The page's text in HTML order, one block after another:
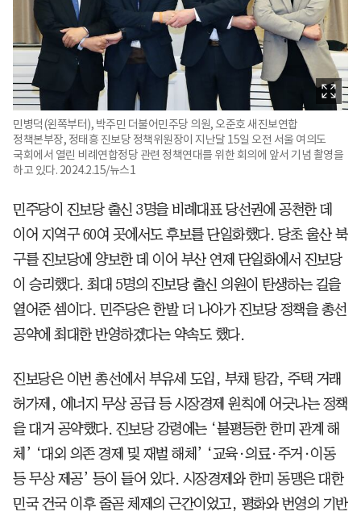
민병덕(왼쪽부터), 박주민 더불어민주당 의원, 오준호 새진보연합
정책본부장, 정태흥 진보당 정책위원장이 지난달 15일 오전 서울 여의도
국회에서 열린 비례연합정당 관련 정책연대를 위한 회의에 앞서 기념 촬영을
하고 있다. 2024.2.15/뉴스1
민주당이 진보당 출신 3명을 비례대표 당선권에 공천한 데
이어 지역구 60여 곳에서도 후보를 단일화했다. 당초 울산 북
구를 진보당에 양보한 데 이어 부산 연제 단일화에서 진보당
이 승리했다. 최대 5명의 진보당 출신 의원이 탄생하는 길을
열어준 셈이다. 민주당은 한발 더 나아가 진보당 정책을 총선
공약에 최대한 반영하겠다는 약속도 했다.
진보당은 이번 총선에서 부유세 도입, 부채 탕감, 주택 거래
허가제, 에너지 무상 공급 등 시장경제 원칙에 어긋나는 정책
을 대거 공약했다. 진보당 강령에는 ‘불평등한 한미 관계 해
체’ ‘대외 의존 경제 및 재벌 해체’ ‘교육·의료·주거·이동
등 무상 제공’ 등이 들어 있다. 시장경제와 한미 동맹은 대한
민국 건국 이후 줄곧 체제의 근간이었고, 평화와 번영의 기반